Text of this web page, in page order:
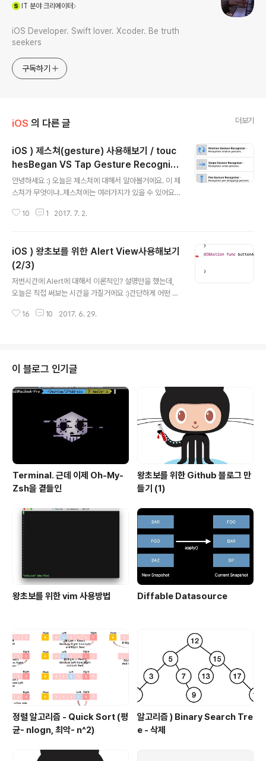
IT 분야 크리에이터
iOS Developer. Swift lover. Xcoder. Be truth
seekers
구독하기
iOS 의 다른 글 더보기
iOS ) 제스쳐(gesture) 사용해보기 / touc
hesBegan VS Tap Gesture Recogniz
er
안녕하세요 :) 오늘은 제스쳐에 대해서 알아볼거에요. 이 제
스쳐가 무엇이냐..제스쳐에는 여러가지가 있을 수 있어요.
고, 두손가락으로 확대할 수 도 있고, 화면도 넘길 수 있죠.
를 구현하는 방법에는 두가지가 있어요.1. touchesBega
n/Ended/Moved/Cancelled 2. Tap Gesture Rec
ognizer을 포함한 다양한 제스쳐 메인스토리보드에서 찾
을 수 있죠XD? 오늘은 둘 다 배워보도록 할게요.먼저 Xco
de 프로젝트를 만들어주세요. touchesBegan/Ended/
Moved/Cancelled 얘네를 먼저 배워..
10 1 2017. 7. 2.
iOS ) 왕초보를 위한 Alert View사용해보기
(2/3)
저번시간에 Alert에 대해서 이론적인? 설명만을 했는데,
오늘은 직접 써보는 시간을 가질거에요 :)간단하게 어떤 버
앱을 만들어볼게요. 어떻게 사용하는지만 안다면, 응용은
n을 만들어줄게요. 이제 저 함수를 채우면 되겠죠? 이제 진
짜로 Alert View를 만드는 법을 알아봅시다. 1. alert 제
목과 메세지 만들기let alert = UIAlertController(title:
16 10 2017. 6. 29.
이 블로그 인기글
Terminal. 근데 이제 Oh-My-
Zsh을 곁들인
왕초보를 위한 Github 블로그 만
들기 (1)
왕초보를 위한 vim 사용방법 Diffable Datasource
정렬 알고리즘 - Quick Sort (평
균- nlogn, 최악- n^2)
알고리즘 ) Binary Search Tre
e - 삭제